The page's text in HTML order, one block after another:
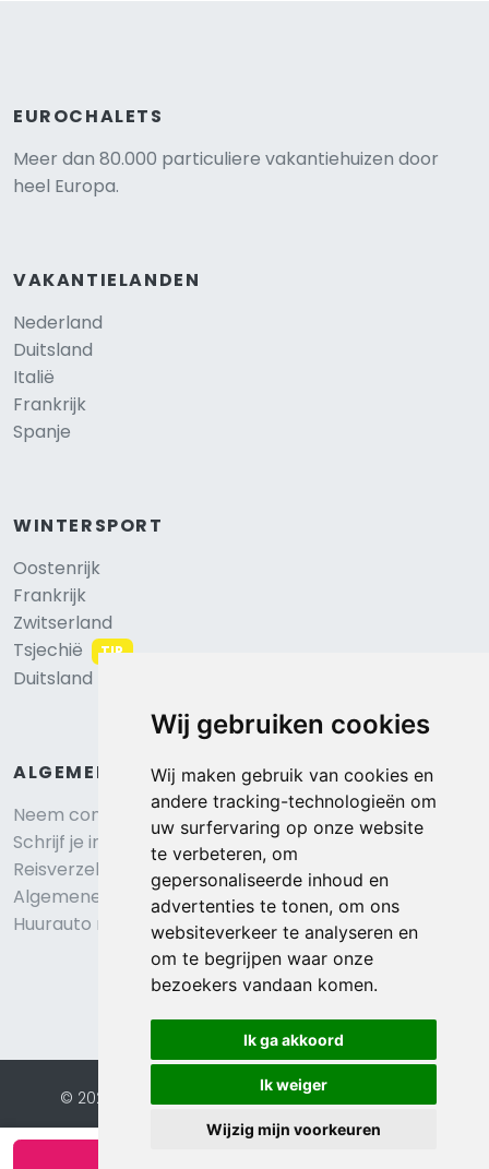
Wij gebruiken cookies
Wij maken gebruik van cookies en
andere tracking-technologieën om
uw surfervaring op onze website
te verbeteren, om
gepersonaliseerde inhoud en
advertenties te tonen, om ons
websiteverkeer te analyseren en
om te begrijpen waar onze
bezoekers vandaan komen.
Ik ga akkoord
Ik weiger
Wijzig mijn voorkeuren
EUROCHALETS
Meer dan 80.000 particuliere vakantiehuizen door
heel Europa.
VAKANTIELANDEN
Nederland
Duitsland
Italië
Frankrijk
Spanje
WINTERSPORT
Oostenrijk
Frankrijk
Zwitserland
Tsjechië
TIP
Duitsland
ALGEMEEN
Neem contact op
Schrijf je in voor onze nieuwsbrief
Reisverzekering afsluiten
Algemene voorwaarden
Huurauto reserveren
© 2026 Eurochalets | Website door FalcoTravel
Veilig online betalen met